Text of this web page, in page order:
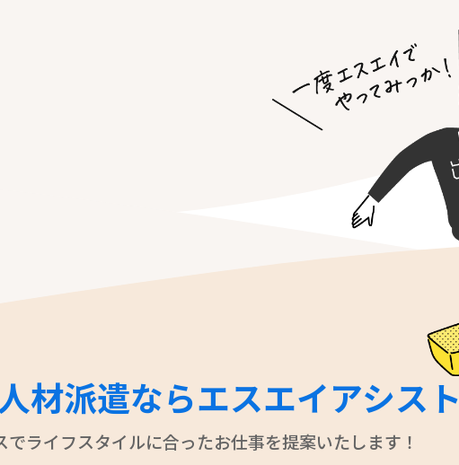
材派遣ならエスエイアシスト
でライフスタイルに合ったお仕事を提案いたします！